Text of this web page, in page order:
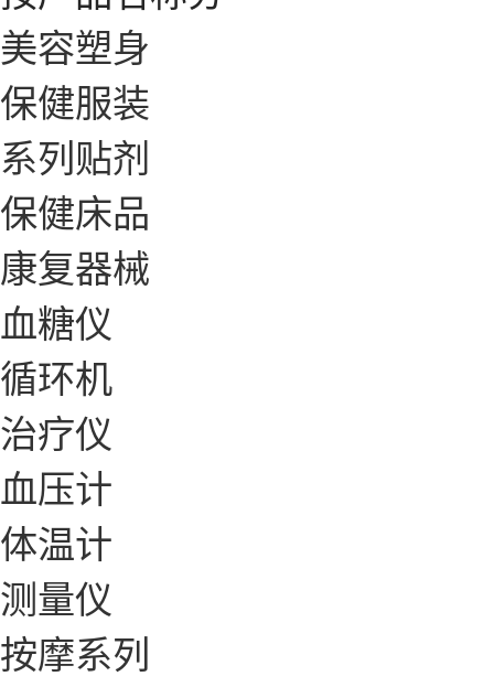
美容塑身
保健服装
系列贴剂
保健床品
康复器械
血糖仪
循环机
治疗仪
血压计
体温计
测量仪
按摩系列